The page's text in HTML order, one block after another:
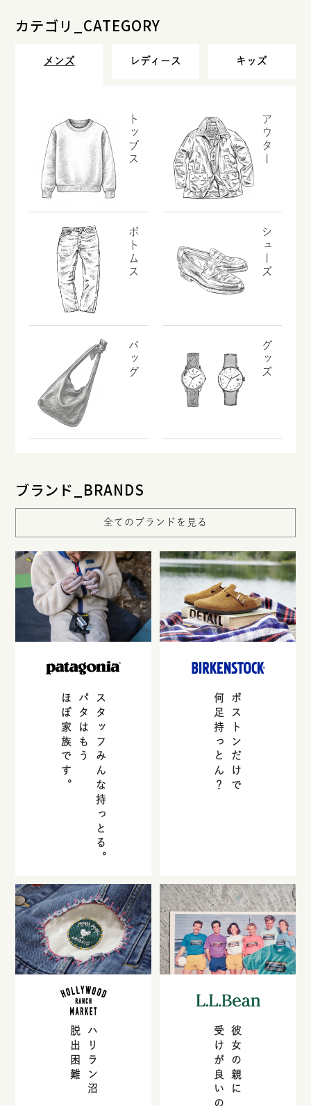
カテゴリ_CATEGORY
メンズ レディース キッズ
トップス アウター
ボトムス シューズ
バッグ グッズ
ブランド_BRANDS
全てのブランドを見る
スタッフみんな持っとる。
パタはもう
ほぼ家族です。 ボストンだけで
何足持っとん？
ハリラン沼
脱出困難 彼女の親に